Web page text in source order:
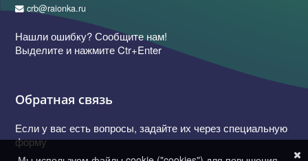
crb@raionka.ru
Нашли ошибку? Сообщите нам!
Выделите и нажмите Ctr+Enter
Обратная связь
Если у вас есть вопросы, задайте их через специальную
форму